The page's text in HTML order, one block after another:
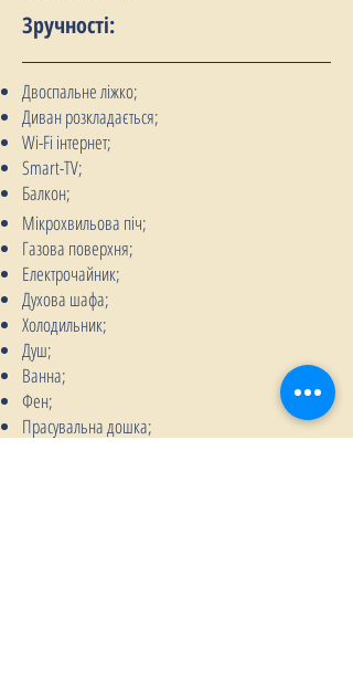
Зручності:
Двоспальне ліжко;
Диван розкладається;
Wi-Fi інтернет;
Smart-TV;
Балкон;
Мікрохвильова піч;
Газова поверхня;
Електрочайник;
Духова шафа;
Холодильник;
Душ;
Ванна;
Фен;
Прасувальна дошка;